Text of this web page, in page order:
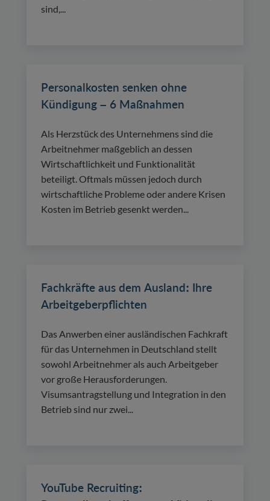
sind,...
Personalkosten senken ohne
Kündigung – 6 Maßnahmen
Als Herzstück des Unternehmens sind die
Arbeitnehmer maßgeblich an dessen
Wirtschaftlichkeit und Funktionalität
beteiligt. Oftmals müssen jedoch durch
wirtschaftliche Probleme oder andere Krisen
Kosten im Betrieb gesenkt werden...
Fachkräfte aus dem Ausland: Ihre
Arbeitgeberpflichten
Das Anwerben einer ausländischen Fachkraft
für das Unternehmen in Deutschland stellt
sowohl Arbeitnehmer als auch Arbeitgeber
vor große Herausforderungen.
Visumsantragstellung und Integration in den
Betrieb sind nur zwei...
YouTube Recruiting: